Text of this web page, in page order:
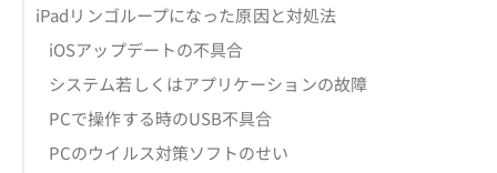
iPadリンゴループになった原因と対処法
iOSアップデートの不具合
システム若しくはアプリケーションの故障
PCで操作する時のUSB不具合
PCのウイルス対策ソフトのせい